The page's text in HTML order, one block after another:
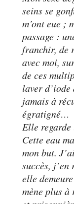
seins se
m’ont eue ;
passage :
franchir, de
avec moi,
de ces
laver
jamais à
égratigné…
Elle regarde
Cette eau
mon but.
succès,
elle
mène plus à